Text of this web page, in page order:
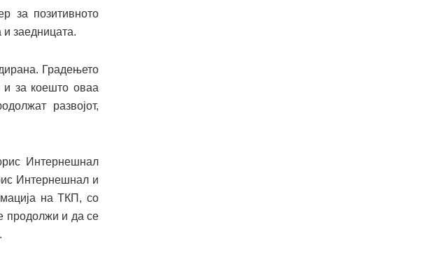
за позитивното
и заедницата.
Градењето
и за коешто оваа
развојот,
Интернешнал
Интернешнaл и
на ТКП, со
продолжи и да се